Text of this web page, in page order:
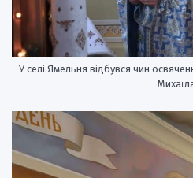
У селі Ямельня відбувся чин